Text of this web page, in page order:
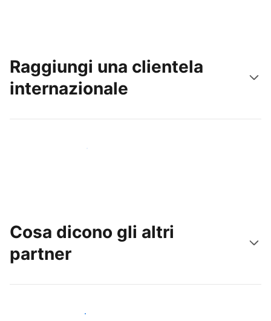
Raggiungi una clientela
internazionale
Raggiungi subito nuovi ospiti
Cosa dicono gli altri
partner
Unisciti ad altri host come te